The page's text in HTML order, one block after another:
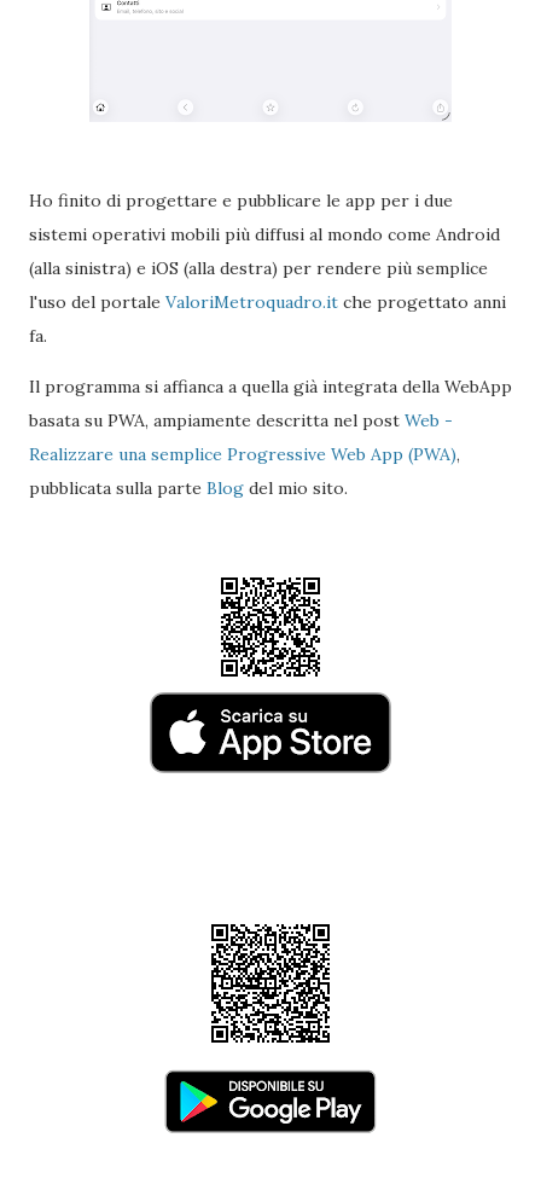
Ho finito di progettare e pubblicare le app per i due
sistemi operativi mobili più diffusi al mondo come Android
(alla sinistra) e iOS (alla destra) per rendere più semplice
l'uso del portale ValoriMetroquadro.it che progettato anni
fa.
Il programma si affianca a quella già integrata della WebApp
basata su PWA, ampiamente descritta nel post Web -
Realizzare una semplice Progressive Web App (PWA),
pubblicata sulla parte Blog del mio sito.